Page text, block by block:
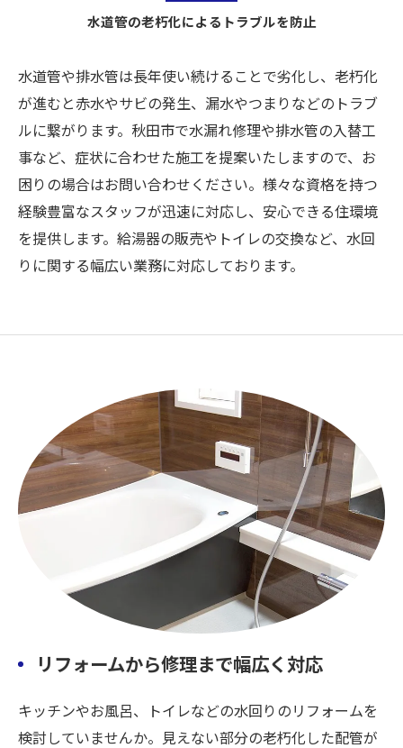
水道管の老朽化によるトラブルを防止
水道管や排水管は長年使い続けることで劣化し、老朽化
が進むと赤水やサビの発生、漏水やつまりなどのトラブ
ルに繋がります。秋田市で水漏れ修理や排水管の入替工
事など、症状に合わせた施工を提案いたしますので、お
困りの場合はお問い合わせください。様々な資格を持つ
経験豊富なスタッフが迅速に対応し、安心できる住環境
を提供します。給湯器の販売やトイレの交換など、水回
りに関する幅広い業務に対応しております。
リフォームから修理まで幅広く対応
キッチンやお風呂、トイレなどの水回りのリフォームを
検討していませんか。見えない部分の老朽化した配管が